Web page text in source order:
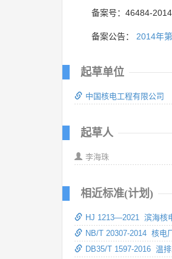
备案号：46484-2014
备案公告： 2014年
起草单位
中国核电工程有限公司
起草人
李海珠
相近标准(计划)
HJ 1213—2021 滨海核
NB/T 20307-2014 核电
DB35/T 1597-2016 温